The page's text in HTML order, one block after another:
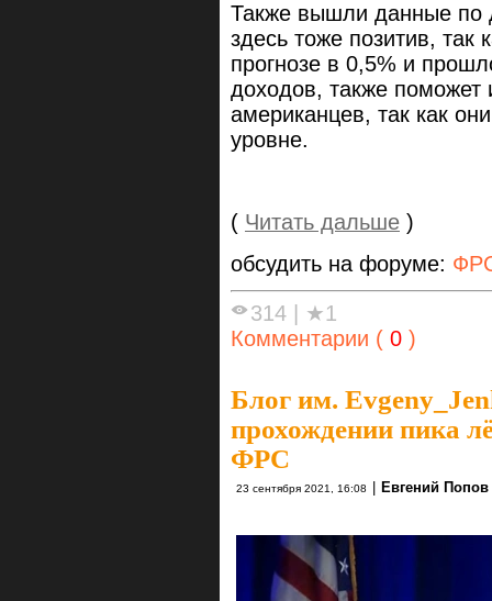
Также вышли данные по
здесь тоже позитив, так
прогнозе в 0,5% и
доходов, также
американцев, так как
уровне.
( Читать дальше )
обсудить на форуме:
314
★1
Комментарии ( 0 )
Блог им.
прохождении пика
ФРС
23 сентября 2021, 16:08 Евгений Попов